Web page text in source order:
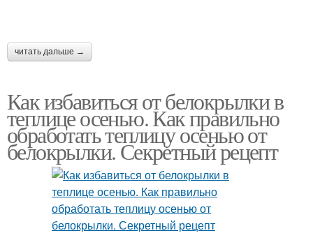
читать дальше →
Как избавиться от белокрылки в
теплице осенью. Как правильно
обработать теплицу осенью от
белокрылки. Секретный рецепт